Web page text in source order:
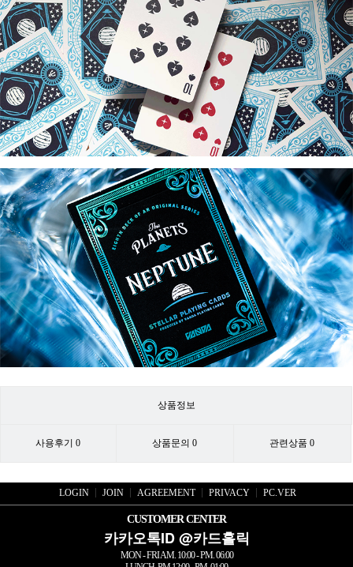
상품정보
사용후기0 상품문의0 관련상품0
LOGIN JOIN AGREEMENT PRIVACY PC.VER
CUSTOMER CENTER
카카오톡ID @카드홀릭
MON - FRI AM. 10:00 - PM. 06:00